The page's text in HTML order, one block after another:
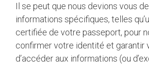
Il se peut que nous devions vous
informations spécifiques, telles
certifiée de votre passeport, pour
confirmer votre identité et garantir
d’accéder aux informations (ou